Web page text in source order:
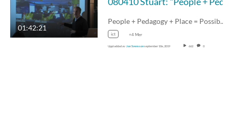
01:42:21
People + Pedagogy + Place = Possibilities:…
ict +4 Mer
Uppladdad av Jon Svenssonseptember 10e, 2019 662 0